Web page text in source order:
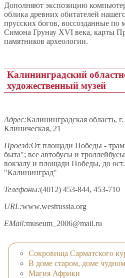
Дополняют экспозицию
облика древних обитателей
прусских богов, воссозданные по
Симона Грунау XVI века, карты
памятников археологии.
Калининградский
художественный музей
Адрес:Калининградская область,
Клиническая, 21
Проезд:От площади Победы -
быта"; все автобусы и
вокзалу и площади Победы, до
"Калининград"
Телефоны:(4012) 453-844, 453-710
URL:www.westrussia.org
EMail:museum_2006@mail.ru
Сокровища Сарматского
В доме старом, доме
Магия Африки